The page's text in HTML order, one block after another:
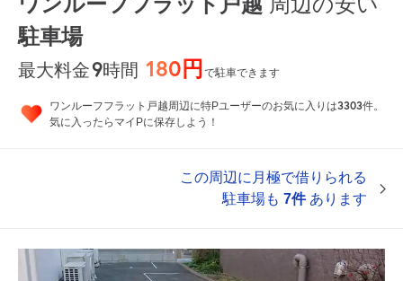
駐車場
最大料金9時間 180円で駐車できます
ワンルーフフラット戸越周辺に特Pユーザーのお気に入りは3303件。
気に入ったらマイPに保存しよう！
この周辺に月極で借りられる
駐車場も 7件あります